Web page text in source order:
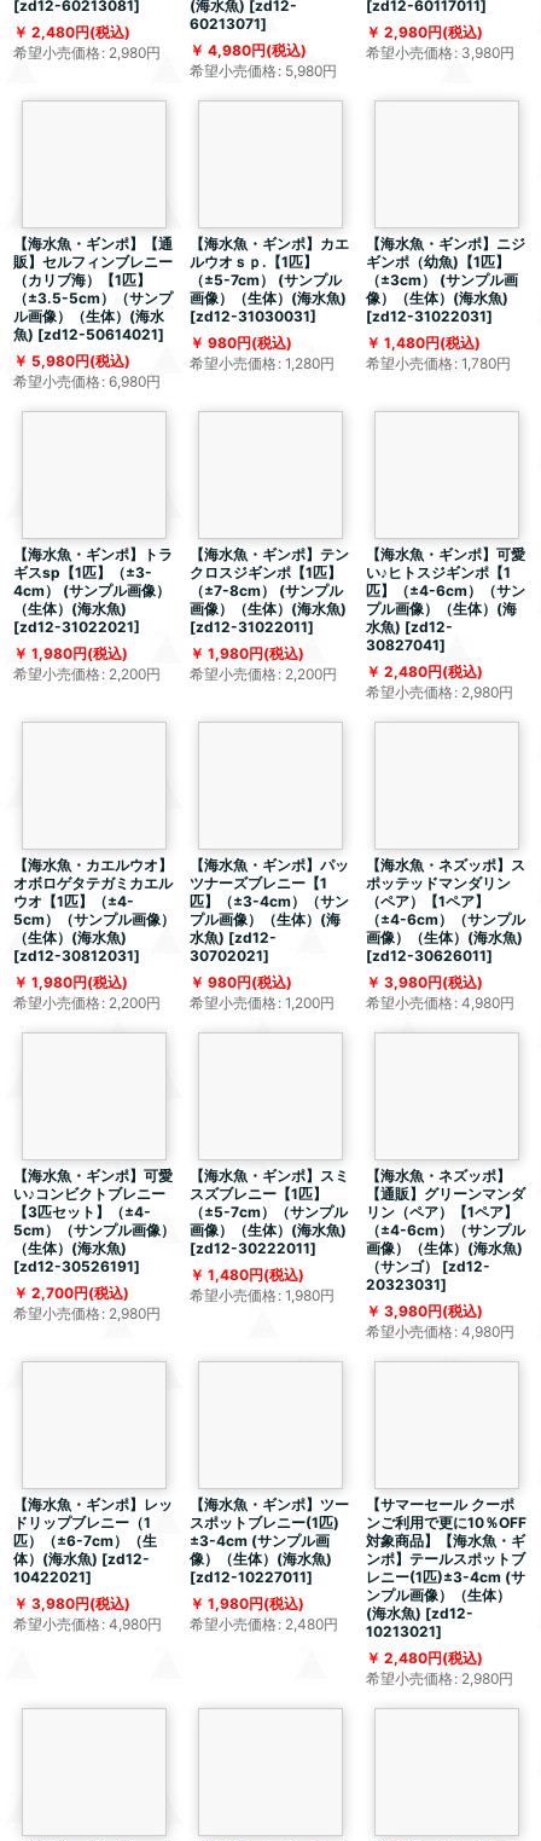
[zd12-60213081]
2,480円(税込)
希望小売価格: 2,980円
(海水魚) [zd12-
60213071]
4,980円(税込)
希望小売価格: 5,980円
[zd12-60117011]
2,980円(税込)
希望小売価格: 3,980円
【海水魚・ギンポ】【通
販】セルフィンブレニー
（カリブ海）【1匹】
（±3.5-5cm）（サンプ
ル画像）（生体）(海水
魚) [zd12-50614021]
5,980円(税込)
希望小売価格: 6,980円
【海水魚・ギンポ】カエ
ルウオｓｐ.【1匹】
（±5-7cm） (サンプル
画像）（生体）(海水魚)
[zd12-31030031]
980円(税込)
希望小売価格: 1,280円
【海水魚・ギンポ】ニジ
ギンポ（幼魚)【1匹】
（±3cm） (サンプル画
像）（生体）(海水魚)
[zd12-31022031]
1,480円(税込)
希望小売価格 : 1,780円
【海水魚・ギンポ】トラ
ギスsp【1匹】（±3-
4cm） (サンプル画像）
（生体）(海水魚)
[zd12-31022021]
1,980円(税込)
希望小売価格: 2,200円
【海水魚・ギンポ】テン
クロスジギンポ【1匹】
（±7-8cm） (サンプル
画像）（生体）(海水魚)
[zd12-31022011]
1,980円(税込)
希望小売価格: 2,200円
【海水魚・ギンポ】可愛
い♪ヒトスジギンポ【1
匹】（±4-6cm）（サン
プル画像）（生体）(海
水魚) [zd12-
30827041]
2,480円(税込)
希望小売価格: 2,980円
【海水魚・カエルウオ】
オボロゲタテガミカエル
ウオ【1匹】（±4-
5cm）（サンプル画像）
（生体）(海水魚)
[zd12-30812031]
1,980円(税込)
希望小売価格: 2,200円
【海水魚・ギンポ】パッ
ツナーズブレニー【1
匹】（±3-4cm）（サン
プル画像）（生体）(海
水魚) [zd12-
30702021]
980円(税込)
希望小売価格: 1,200円
【海水魚・ネズッポ】ス
ポッテッドマンダリン
（ペア）【1ペア】
（±4-6cm）（サンプル
画像）（生体）(海水魚)
[zd12-30626011]
3,980円(税込)
希望小売価格: 4,980円
【海水魚・ギンポ】可愛
い♪コンビクトブレニー
【3匹セット】（±4-
5cm）（サンプル画像）
（生体）(海水魚)
[zd12-30526191]
2,700円(税込)
希望小売価格: 2,980円
【海水魚・ギンポ】スミ
スズブレニー【1匹】
（±5-7cm）（サンプル
画像）（生体）(海水魚)
[zd12-30222011]
1,480円(税込)
希望小売価格: 1,980円
【海水魚・ネズッポ】
【通販】グリーンマンダ
リン（ペア）【1ペア】
（±4-6cm）（サンプル
画像）（生体）(海水魚)
（サンゴ）
[zd12-
20323031]
3,980円(税込)
希望小売価格: 4,980円
【海水魚・ギンポ】レッ
ドリップブレニー（1
匹）（±6-7cm）（生
体）(海水魚) [zd12-
10422021]
3,980円(税込)
希望小売価格: 4,980円
【海水魚・ギンポ】ツー
スポットブレニー(1匹)
±3-4cm (サンプル画
像）（生体）(海水魚)
[zd12-10227011]
1,980円(税込)
希望小売価格: 2,480円
【サマーセール クーポ
ンご利用で更に10％OFF
対象商品】【海水魚・ギ
ンポ】テールスポットブ
レニー(1匹)±3-4cm (サ
ンプル画像）（生体）
(海水魚) [zd12-
10213021]
2,480円(税込)
希望小売価格: 2,980円